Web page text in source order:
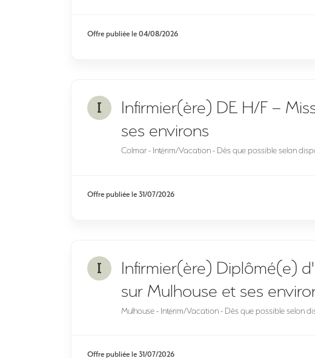
Offre publiée le04/08/2026
I
Infirmier(ère) DE H/F –
ses environs
Colmar - Intérim/Vacation - Dès que possible selon
Offre publiée le31/07/2026
I
Infirmier(ère) Diplômé(e)
sur Mulhouse et ses
Mulhouse - Intérim/Vacation - Dès que possible selon
Offre publiée le31/07/2026